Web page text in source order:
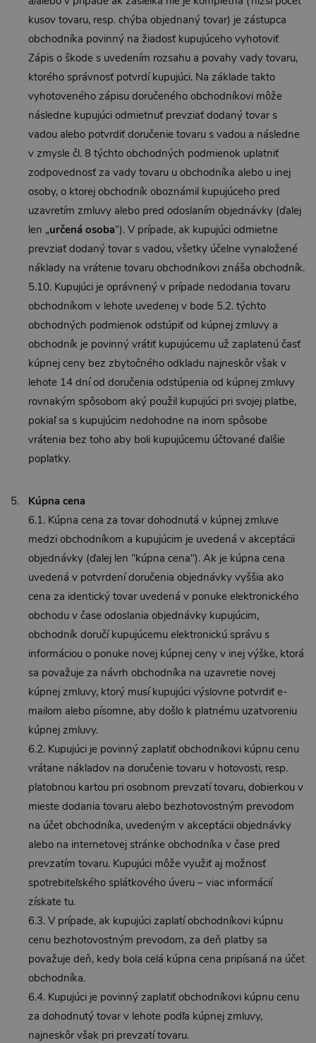
kusov tovaru, resp. chýba objednaný tovar) je zástupca
obchodníka povinný na žiadosť kupujúceho vyhotoviť
Zápis o škode s uvedením rozsahu a povahy vady tovaru,
ktorého správnosť potvrdí kupujúci. Na základe takto
vyhotoveného zápisu doručeného obchodníkovi môže
následne kupujúci odmietnuť prevziať dodaný tovar s
vadou alebo potvrdiť doručenie tovaru s vadou a následne
v zmysle čl. 8 týchto obchodných podmienok uplatniť
zodpovednosť za vady tovaru u obchodníka alebo u inej
osoby, o ktorej obchodník oboznámil kupujúceho pred
uzavretím zmluvy alebo pred odoslaním objednávky (ďalej
len „určená osoba“). V prípade, ak kupujúci odmietne
prevziať dodaný tovar s vadou, všetky účelne vynaložené
náklady na vrátenie tovaru obchodníkovi znáša obchodník.
5.10. Kupujúci je oprávnený v prípade nedodania tovaru
obchodníkom v lehote uvedenej v bode 5.2. týchto
obchodných podmienok odstúpiť od kúpnej zmluvy a
obchodník je povinný vrátiť kupujúcemu už zaplatenú časť
kúpnej ceny bez zbytočného odkladu najneskôr však v
lehote 14 dní od doručenia odstúpenia od kúpnej zmluvy
rovnakým spôsobom aký použil kupujúci pri svojej platbe,
pokiaľ sa s kupujúcim nedohodne na inom spôsobe
vrátenia bez toho aby boli kupujúcemu účtované ďalšie
poplatky.
Kúpna cena
6.1. Kúpna cena za tovar dohodnutá v kúpnej zmluve
medzi obchodníkom a kupujúcim je uvedená v akceptácii
objednávky (ďalej len "kúpna cena"). Ak je kúpna cena
uvedená v potvrdení doručenia objednávky vyššia ako
cena za identický tovar uvedená v ponuke elektronického
obchodu v čase odoslania objednávky kupujúcim,
obchodník doručí kupujúcemu elektronickú správu s
informáciou o ponuke novej kúpnej ceny v inej výške, ktorá
sa považuje za návrh obchodníka na uzavretie novej
kúpnej zmluvy, ktorý musí kupujúci výslovne potvrdiť e-
mailom alebo písomne, aby došlo k platnému uzatvoreniu
kúpnej zmluvy.
6.2. Kupujúci je povinný zaplatiť obchodníkovi kúpnu cenu
vrátane nákladov na doručenie tovaru v hotovosti, resp.
platobnou kartou pri osobnom prevzatí tovaru, dobierkou v
mieste dodania tovaru alebo bezhotovostným prevodom
na účet obchodníka, uvedeným v akceptácii objednávky
alebo na internetovej stránke obchodníka v čase pred
prevzatím tovaru. Kupujúci môže využiť aj možnosť
spotrebiteľského splátkového úveru – viac informácií
získate tu.
6.3. V prípade, ak kupujúci zaplatí obchodníkovi kúpnu
cenu bezhotovostným prevodom, za deň platby sa
považuje deň, kedy bola celá kúpna cena pripísaná na účet
obchodníka.
6.4. Kupujúci je povinný zaplatiť obchodníkovi kúpnu cenu
za dohodnutý tovar v lehote podľa kúpnej zmluvy,
najneskôr však pri prevzatí tovaru.